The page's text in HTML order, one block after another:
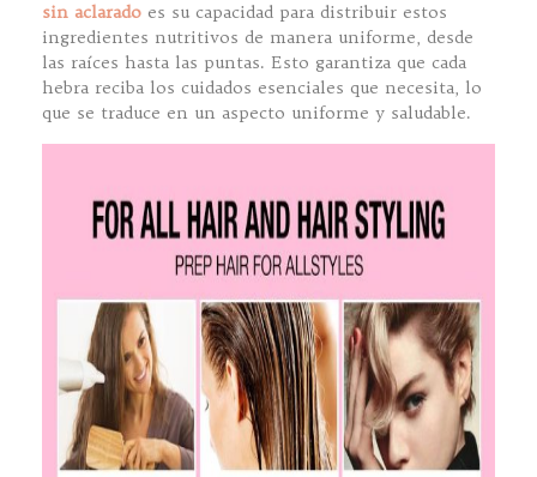
sin aclarado es su capacidad para distribuir estos
ingredientes nutritivos de manera uniforme, desde
las raíces hasta las puntas. Esto garantiza que cada
hebra reciba los cuidados esenciales que necesita, lo
que se traduce en un aspecto uniforme y saludable.